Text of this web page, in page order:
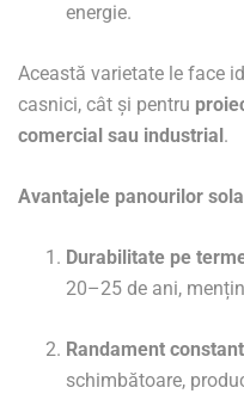
energie.
Această varietate le face
casnici, cât și pentru
comercial sau industrial.
Avantajele panourilor
Durabilitate pe
20–25 de ani,
Randament constant
schimbătoare,